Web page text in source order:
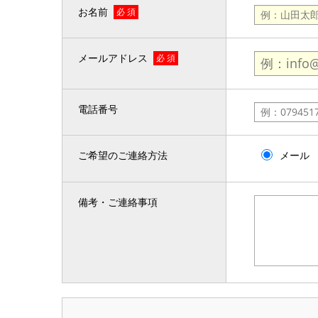
お名前 必 須
メールアドレス 必 須
電話番号
ご希望のご連絡方法 メール
備考・ご連絡事項